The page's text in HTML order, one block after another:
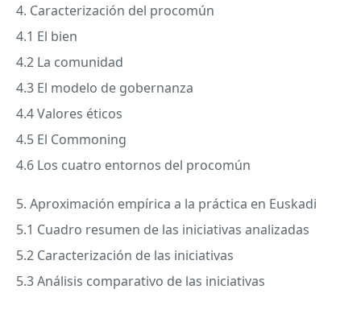
4. Caracterización del procomún
4.1 El bien
4.2 La comunidad
4.3 El modelo de gobernanza
4.4 Valores éticos
4.5 El Commoning
4.6 Los cuatro entornos del procomún
5. Aproximación empírica a la práctica en Euskadi
5.1 Cuadro resumen de las iniciativas analizadas
5.2 Caracterización de las iniciativas
5.3 Análisis comparativo de las iniciativas